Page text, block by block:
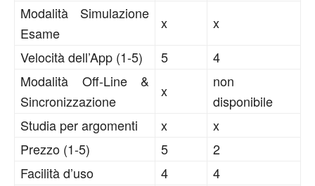
Modalità Simulazione
Esame
x
x
Velocità dell’App (1-5)
5
4
Modalità Off-Line &
Sincronizzazione
x
non
disponibile
Studia per argomenti
x
x
Prezzo (1-5)
5
2
Facilità d’uso
4
4